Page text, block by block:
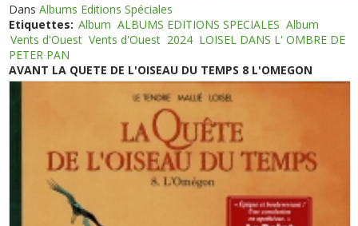
DansAlbums Editions Spéciales
Etiquettes: Album ALBUMS EDITIONS SPECIALES Album
Vents d'Ouest Vents d'Ouest 2024 LOISEL DANS L' OMBRE DE
PETER PAN
AVANT LA QUETE DE L'OISEAU DU TEMPS 8 L'OMEGON